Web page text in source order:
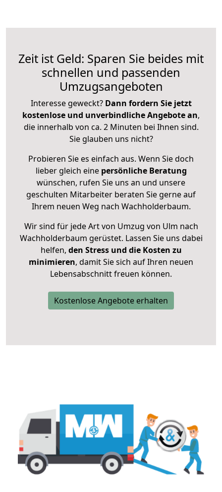
Zeit ist Geld: Sparen Sie beides mit
schnellen und passenden
Umzugsangeboten
Interesse geweckt? Dann fordern Sie jetzt
kostenlose und unverbindliche Angebote an,
die innerhalb von ca. 2 Minuten bei Ihnen sind.
Sie glauben uns nicht?
Probieren Sie es einfach aus. Wenn Sie doch
lieber gleich eine persönliche Beratung
wünschen, rufen Sie uns an und unsere
geschulten Mitarbeiter beraten Sie gerne auf
Ihrem neuen Weg nach Wachholderbaum.
Wir sind für jede Art von Umzug von Ulm nach
Wachholderbaum gerüstet. Lassen Sie uns dabei
helfen, den Stress und die Kosten zu
minimieren, damit Sie sich auf Ihren neuen
Lebensabschnitt freuen können.
Kostenlose Angebote erhalten